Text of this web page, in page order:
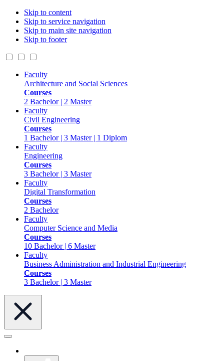
Skip to content
Skip to service navigation
Skip to main site navigation
Skip to footer
Faculty
Architecture and Social Sciences
Courses
2 Bachelor | 2 Master
Faculty
Civil Engineering
Courses
1 Bachelor | 3 Master | 1 Diplom
Faculty
Engineering
Courses
3 Bachelor | 3 Master
Faculty
Digital Transformation
Courses
2 Bachelor
Faculty
Computer Science and Media
Courses
10 Bachelor | 6 Master
Faculty
Business Administration and Industrial Engineering
Courses
3 Bachelor | 3 Master